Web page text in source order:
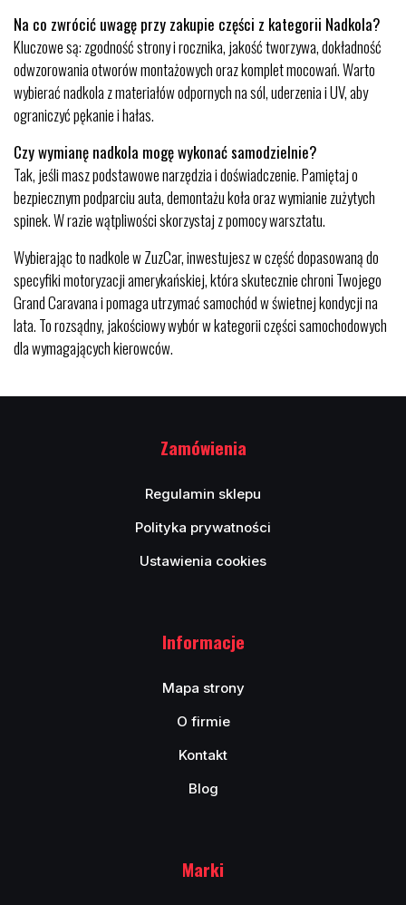
Na co zwrócić uwagę przy zakupie części z kategorii Nadkola?
Kluczowe są: zgodność strony i rocznika, jakość tworzywa, dokładność
odwzorowania otworów montażowych oraz komplet mocowań. Warto
wybierać nadkola z materiałów odpornych na sól, uderzenia i UV, aby
ograniczyć pękanie i hałas.
Czy wymianę nadkola mogę wykonać samodzielnie?
Tak, jeśli masz podstawowe narzędzia i doświadczenie. Pamiętaj o
bezpiecznym podparciu auta, demontażu koła oraz wymianie zużytych
spinek. W razie wątpliwości skorzystaj z pomocy warsztatu.
Wybierając to nadkole w ZuzCar, inwestujesz w część dopasowaną do
specyfiki motoryzacji amerykańskiej, która skutecznie chroni Twojego
Grand Caravana i pomaga utrzymać samochód w świetnej kondycji na
lata. To rozsądny, jakościowy wybór w kategorii części samochodowych
dla wymagających kierowców.
Zamówienia
Regulamin sklepu
Polityka prywatności
Ustawienia cookies
Informacje
Mapa strony
O firmie
Kontakt
Blog
Marki